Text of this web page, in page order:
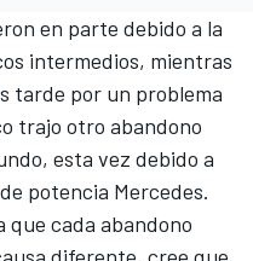
en parte debido a la
intermedios, mientras
tarde por un problema
trajo otro abandono
esta vez debido a
potencia Mercedes.
que cada abandono